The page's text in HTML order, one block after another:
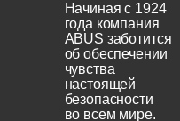
Начиная с 1924
года компания
ABUS заботится
об обеспечении
чувства
настоящей
безопасности
во всем мире.